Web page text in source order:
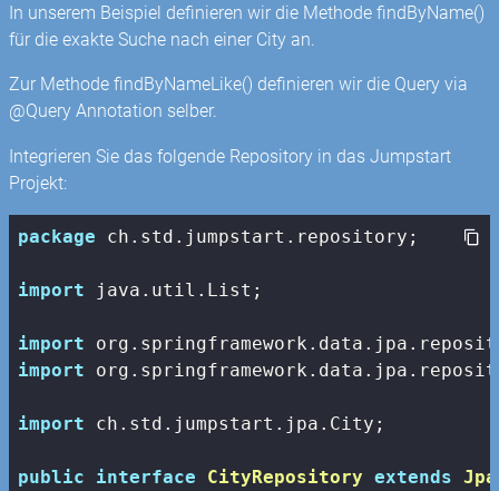
In unserem Beispiel definieren wir die Methode findByName()
für die exakte Suche nach einer City an.
Zur Methode findByNameLike() definieren wir die Query via
@Query Annotation selber.
Integrieren Sie das folgende Repository in das Jumpstart
Projekt:
package ch.std.jumpstart.repository;
import java.util.List;
import
import
import ch.std.jumpstart.jpa.City;
public interface CityRepository extends